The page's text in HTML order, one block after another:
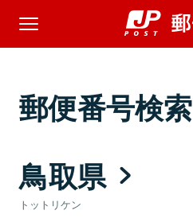
郵便番号検索
鳥取県
トットリケン